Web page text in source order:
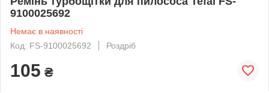
9100025692
Немає в наявності
Код: FS-9100025692
Роздріб
105 ₴